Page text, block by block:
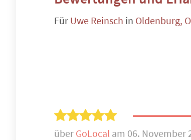
Für Uwe Reinsch in Oldenburg,
über GoLocal am 06. November